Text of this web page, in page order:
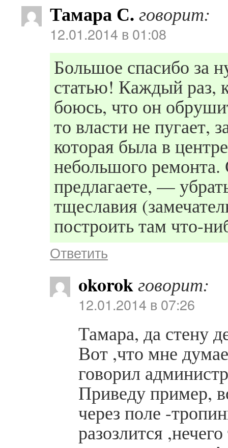
Тамара С. говорит:
12.01.2014 в 01:08
Большое спасибо за
статью! Каждый раз,
боюсь, что он
то власти не пугает,
которая была в
небольшого
предлагаете, —
тщеславия
построить там что-
Ответить
okorokговорит:
12.01.2014 в 07:26
Тамара, да стену
Вот ,что мне
говорил
Приведу пример,
через поле -
разозлится